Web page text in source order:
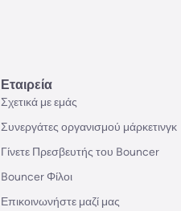
Εταιρεία
Σχετικά με εμάς
Συνεργάτες οργανισμού μάρκετινγκ
Γίνετε Πρεσβευτής του Bouncer
Bouncer Φίλοι
Επικοινωνήστε μαζί μας